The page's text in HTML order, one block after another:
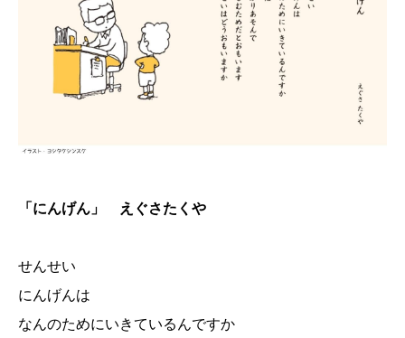
「にんげん」 えぐさたくや
せんせい
にんげんは
なんのためにいきているんですか